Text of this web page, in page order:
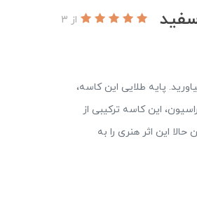
از 3
پایه طلایی این کاسه،
این کاسه ترکیبی از
این اثر هنری را به